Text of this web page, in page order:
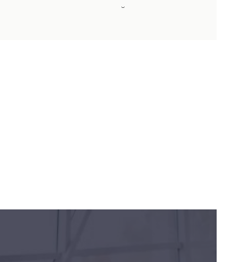
услугами нашей компании.